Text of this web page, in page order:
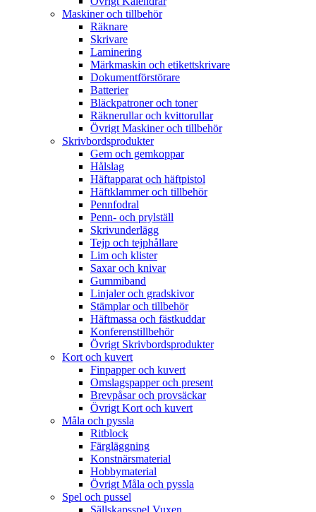
Maskiner och tillbehör
Räknare
Skrivare
Laminering
Märkmaskin och etikettskrivare
Dokumentförstörare
Batterier
Bläckpatroner och toner
Räknerullar och kvittorullar
Övrigt Maskiner och tillbehör
Skrivbordsprodukter
Gem och gemkoppar
Hålslag
Häftapparat och häftpistol
Häftklammer och tillbehör
Pennfodral
Penn- och prylställ
Skrivunderlägg
Tejp och tejphållare
Lim och klister
Saxar och knivar
Gummiband
Linjaler och gradskivor
Stämplar och tillbehör
Häftmassa och fästkuddar
Konferenstillbehör
Övrigt Skrivbordsprodukter
Kort och kuvert
Finpapper och kuvert
Omslagspapper och present
Brevpåsar och provsäckar
Övrigt Kort och kuvert
Måla och pyssla
Ritblock
Färgläggning
Konstnärsmaterial
Hobbymaterial
Övrigt Måla och pyssla
Spel och pussel
Sällskapsspel Vuxen